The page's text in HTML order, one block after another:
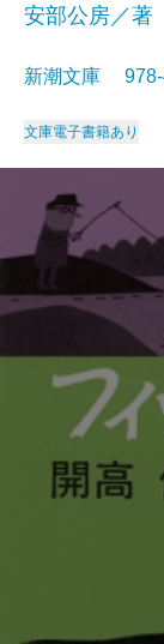
安部公房／著
新潮文庫
文庫電子書籍あり